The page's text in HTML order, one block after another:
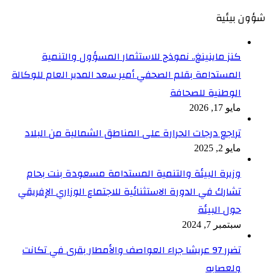
شؤون بيئية
كنز ماينينغ.. نموذج للاستثمار المسؤول والتنمية
المستدامة بقلم الصحفي أمير سعد المدير العام للوكالة
الوطنية للصحافة
مايو 17, 2026
تراجع درجات الحرارة على المناطق الشمالية من البلاد
مايو 2, 2025
وزيرة البيئة والتنمية المستدامة مسعودة بنت بحام
تشارك في الدورة الاستثنائية للاجتماع الوزاري الإفريقي
حول البيئة
سبتمبر 7, 2024
تضرر 97 عريشا جراء العواصف والأمطار بقرى في تكانت
ولعصابه